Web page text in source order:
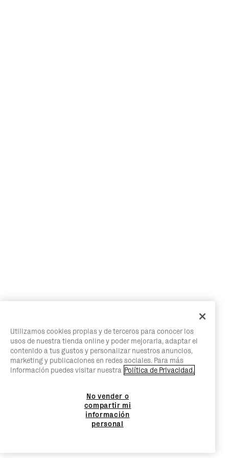
Utilizamos cookies propias y de terceros para conocer los
usos de nuestra tienda online y poder mejorarla, adaptar el
contenido a tus gustos y personalizar nuestros anuncios,
marketing y publicaciones en redes sociales. Para más
información puedes visitar nuestra Política de Privacidad.
No vender o
compartir mi
información
personal